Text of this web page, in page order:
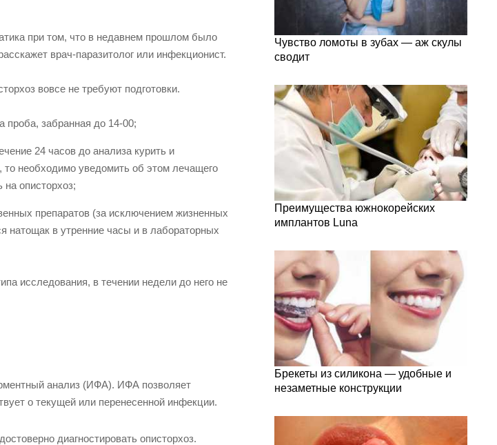
при том, что в недавнем прошлом было
врач-паразитолог или инфекционист.
вовсе не требуют подготовки.
проба, забранная до 14-00;
24 часов до анализа курить и
то необходимо уведомить об этом лечащего
на описторхоз;
препаратов (за исключением жизненных
натощак в утренние часы и в лабораторных
исследования, в течении недели до него не
анализ (ИФА). ИФА позволяет
о текущей или перенесенной инфекции.
диагностировать описторхоз.
Чувство ломоты в зубах — аж скулы
сводит
Преимущества южнокорейских
имплантов Luna
Брекеты из силикона — удобные и
незаметные конструкции